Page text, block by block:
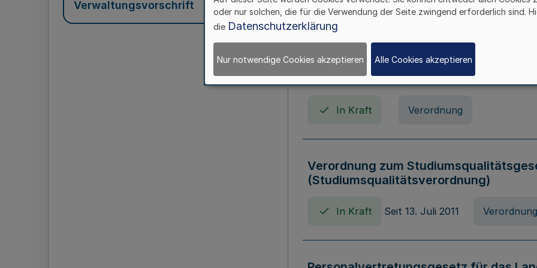
Verwaltungsvorschrift In Kraft Seit 01. April 2008 Gesetz
Verordnung über Beihilfen in Geburts-
Todesfällen (Beihilfenverordnung NRW
In Kraft Verordnung
Verordnung zum
(Studiumsqualitätsverordnung)
In Kraft Seit 13. Juli 2011 Verordnung
oder nur solchen, die für die Verwendung der Seite zwingend erforderlich sind.
die Datenschutzerklärung
Nur notwendige Cookies akzeptieren Alle Cookies akzeptieren